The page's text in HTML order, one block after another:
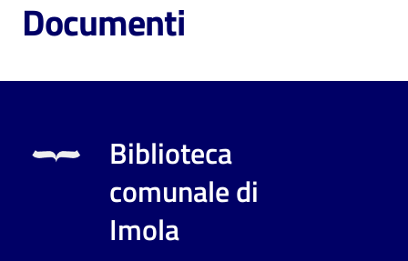
Cosa
puoi
Documenti
Biblioteca
comunale di
Imola